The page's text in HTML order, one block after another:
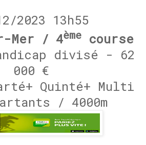
2023 13h55
Mer / 4ème
course
divisé - 62
000 €
Quinté+ Multi
/ 4000m